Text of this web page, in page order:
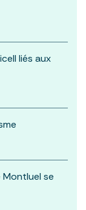
liés aux
se